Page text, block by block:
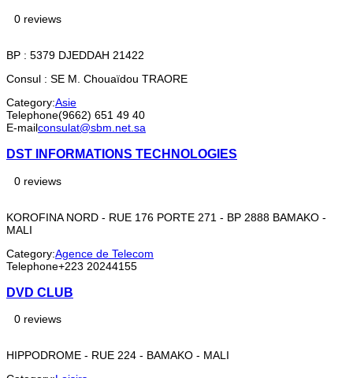
0 reviews
BP : 5379 DJEDDAH 21422
Consul : SE M. Chouaïdou TRAORE
Category:Asie
Telephone(9662) 651 49 40
E-mailconsulat@sbm.net.sa
DST INFORMATIONS TECHNOLOGIES
0 reviews
KOROFINA NORD - RUE 176 PORTE 271 - BP 2888 BAMAKO -
MALI
Category:Agence de Telecom
Telephone+223 20244155
DVD CLUB
0 reviews
HIPPODROME - RUE 224 - BAMAKO - MALI